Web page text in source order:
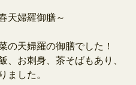
天婦羅御膳～
の天婦羅の御膳でした！
、お刺身、茶そばもあり、
ました。